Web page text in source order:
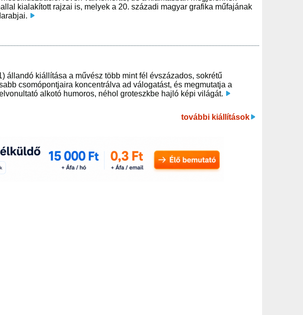
kialakított rajzai is, melyek a 20. századi magyar grafika műfajának
állandó kiállítása a művész több mint fél évszázados, sokrétű
csomópontjaira koncentrálva ad válogatást, és megmutatja a
alkotó humoros, néhol groteszkbe hajló képi világát.
további kiállítások